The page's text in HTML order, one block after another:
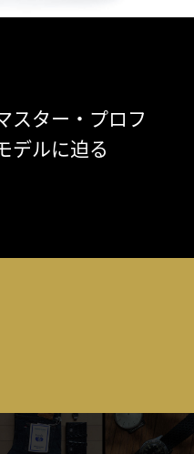
スター・プロフ
デルに迫る